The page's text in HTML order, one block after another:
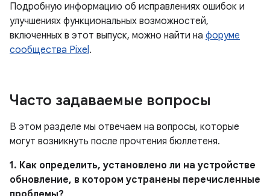
Подробную информацию об исправлениях ошибок и
улучшениях функциональных возможностей,
включенных в этот выпуск, можно найти на форуме
сообщества Pixel.
Часто задаваемые вопросы
В этом разделе мы отвечаем на вопросы, которые
могут возникнуть после прочтения бюллетеня.
1. Как определить, установлено ли на устройстве
обновление, в котором устранены перечисленные